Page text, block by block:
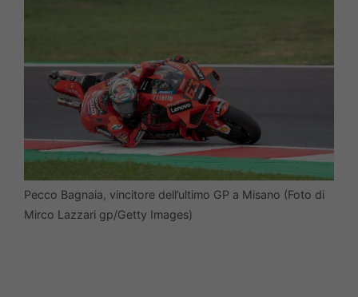
Pecco Bagnaia, vincitore dell’ultimo GP a Misano (Foto di
Mirco Lazzari gp/Getty Images)